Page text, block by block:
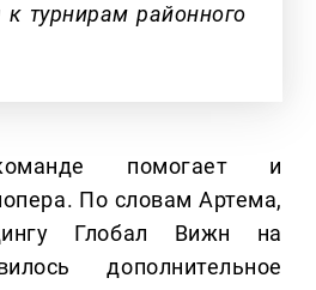
турнирам районного
помогает и
По словам Артема,
Глобал Вижн на
дополнительное